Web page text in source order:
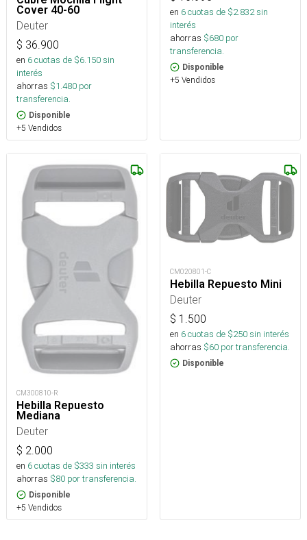
Cover 40-60
Deuter
$ 36.900
en 6cuotas de $6.150sin
interés
ahorras $1.480 por
transferencia.
Disponible
+5 Vendidos
en 6cuotas de $2.832sin
interés
ahorras $680 por
transferencia.
Disponible
+5 Vendidos
CM300810-R
Hebilla Repuesto
Mediana
Deuter
$ 2.000
en 6cuotas de $333 sin interés
ahorras $80 por transferencia.
Disponible
+5 Vendidos
CM020801-C
Hebilla Repuesto Mini
Deuter
$ 1.500
en 6cuotas de $250sin interés
ahorras $60 por transferencia.
Disponible